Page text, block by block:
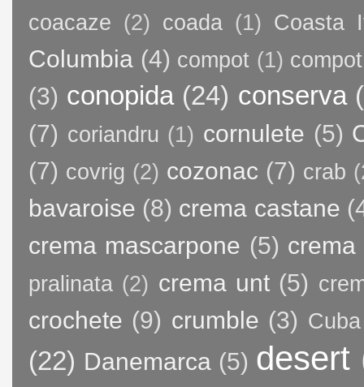
coacaze (2) coada (1) Coasta
Columbia (4) compot (1)
(3) conopida (24) conserva
(7) coriandru (1) cornulete (5)
(7) covrig (2) cozonac (7) crab
bavaroise (8) crema castane
crema mascarpone (5) crema
pralinata (2) crema unt (5)
crochete (9) crumble (3) Cuba
(22) Danemarca (5) desert